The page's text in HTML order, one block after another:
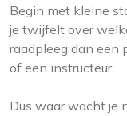
Begin met kleine
je twijfelt over
raadpleeg dan een
of een instructeur.
Dus waar wacht je